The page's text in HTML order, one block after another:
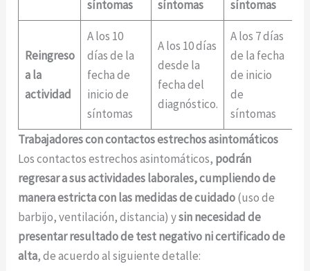
síntomas
síntomas
síntomas
Reingreso
a la
actividad
A los 10
días de la
fecha de
inicio de
síntomas
A los 10 días
desde la
fecha del
diagnóstico.
A los 7 días
de la fecha
de inicio
de
síntomas
Trabajadores con contactos estrechos asintomáticos
Los contactos estrechos asintomáticos, podrán
regresar a sus actividades laborales, cumpliendo de
manera estricta con las medidas de cuidado(uso de
barbijo, ventilación, distancia) ysin necesidad de
presentar resultado de test negativo ni certificado de
alta, de acuerdo al siguiente detalle: